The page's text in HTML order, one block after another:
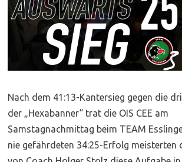
Nach dem 41:13-Kantersieg gegen die
der „Hexabanner“ trat die OIS CEE am
Samstagnachmittag beim TEAM
nie gefährdeten 34:25-Erfolg meisterten